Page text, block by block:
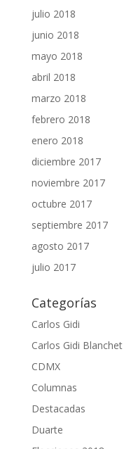
julio 2018
junio 2018
mayo 2018
abril 2018
marzo 2018
febrero 2018
enero 2018
diciembre 2017
noviembre 2017
octubre 2017
septiembre 2017
agosto 2017
julio 2017
Categorías
Carlos Gidi
Carlos Gidi Blanchet
CDMX
Columnas
Destacadas
Duarte